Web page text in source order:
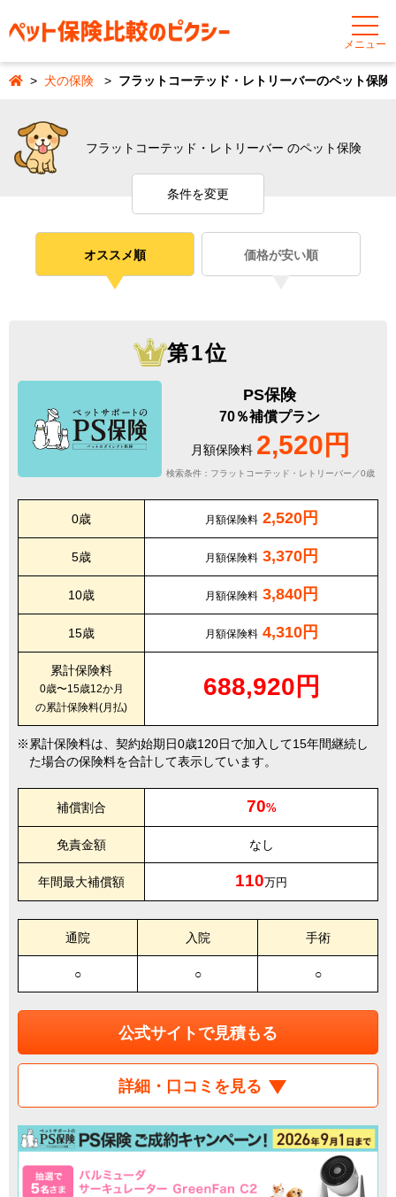
メニュー
犬の保険 フラットコーテッド・レトリーバーのペット保険
フラットコーテッド・レトリーバー のペット保険
条件を変更
オススメ順 価格が安い順
第1位
PS保険
70％補償プラン
月額保険料 2,520円
検索条件：フラットコーテッド・レトリーバー／0歳
0歳 月額保険料 2,520円
5歳 月額保険料 3,370円
10歳 月額保険料 3,840円
15歳 月額保険料 4,310円
累計保険料
0歳〜15歳12か月
の累計保険料(月払)
688,920円
累計保険料は、契約始期日0歳120日で加入して15年間継続し
た場合の保険料を合計して表示しています。
補償割合 70%
免責金額 なし
年間最大補償額 110万円
通院 入院 手術
○ ○ ○
公式サイトで見積もる
詳細・口コミを見る